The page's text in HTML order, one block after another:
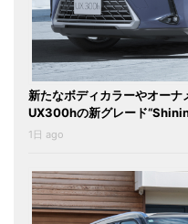
新たなボディカラーやオーナ
UX300hの新グレード
1日 ago